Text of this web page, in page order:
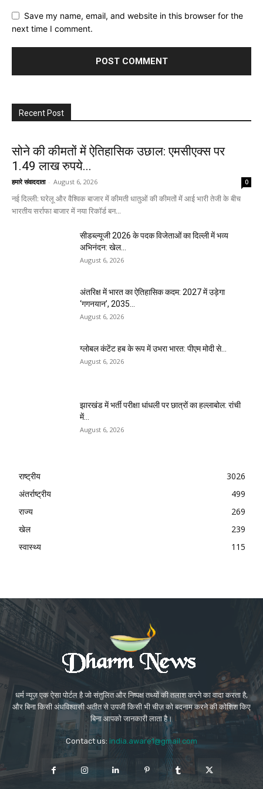
Save my name, email, and website in this browser for the
next time I comment.
Recent Post
सोने की कीमतों में ऐतिहासिक उछाल: एमसीएक्स पर
1.49 लाख रुपये...
हमारे संवाददाता - August 6, 2026 0
नई दिल्ली: घरेलू और वैश्विक बाजार में कीमती धातुओं की कीमतों में आई भारी तेजी के बीच
भारतीय सर्राफा बाजार में नया रिकॉर्ड बन...
सीडब्ल्यूजी 2026 के पदक विजेताओं का दिल्ली में भव्य
अभिनंदन: खेल...
August 6, 2026
अंतरिक्ष में भारत का ऐतिहासिक कदम: 2027 में उड़ेगा
‘गगनयान’, 2035...
August 6, 2026
ग्लोबल कंटेंट हब के रूप में उभरा भारत: पीएम मोदी से...
August 6, 2026
झारखंड में भर्ती परीक्षा धांधली पर छात्रों का हल्लाबोल: रांची
में...
August 6, 2026
राष्ट्रीय
3026
अंतर्राष्ट्रीय
499
राज्य
269
खेल
239
स्वास्थ्य
115
धर्म न्यूज़ एक ऐसा पोर्टल है जो संतुलित और निष्पक्ष तथ्यों की तलाश करने का वादा करता है,
और बिना किसी अंधविश्वासी अतीत से उपजी किसी भी चीज़ को बदनाम करने की कोशिश किए
बिना आपको जानकारी लाता है।
Contact us: india.aware1@gmail.com